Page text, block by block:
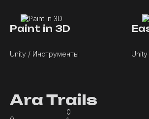
Paint in 3D
Unity / Инструменты
Ara Trails
0